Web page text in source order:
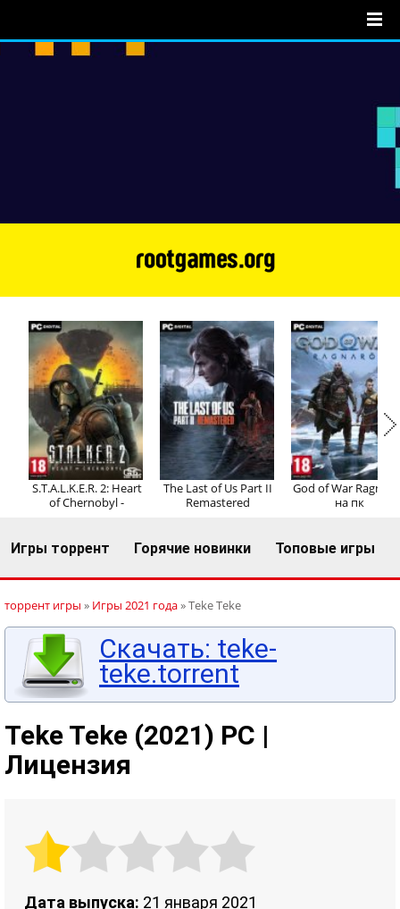
Регистрация Вход
S.T.A.L.K.E.R. 2: Heart
of Chernobyl -
The Last of Us Part II
Remastered
God of War
на пк
Игры торрент Горячие новинки Топовые игры
торрент игры » Игры 2021 года» Teke Teke
Скачать: teke-
teke.torrent
Teke Teke (2021) PC |
Лицензия
Дата выпуска: 21 января 2021